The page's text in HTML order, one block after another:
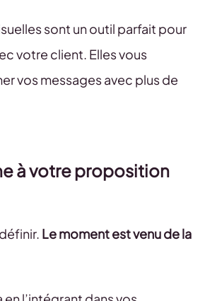
sont un outil parfait pour
votre client. Elles vous
vos messages avec plus de
à votre proposition
Le moment est venu de la